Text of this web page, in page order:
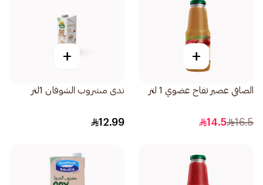
+
الصافي عصير تفاح عضوي 1 لتر
16.5
14.5
+
ندى مشروب الشوفان 1لتر
12.99